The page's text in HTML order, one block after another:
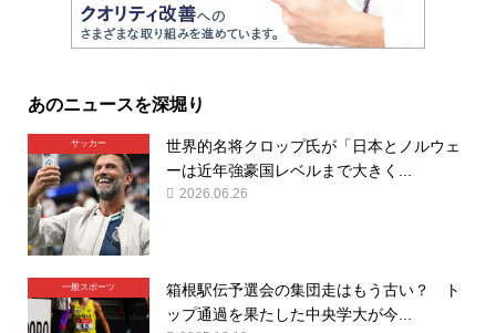
あのニュースを深堀り
サッカー
世界的名将クロップ氏が「日本とノルウェ
ーは近年強豪国レベルまで大きく...
2026.06.26
一般スポーツ
箱根駅伝予選会の集団走はもう古い？ ト
ップ通過を果たした中央学大が今...